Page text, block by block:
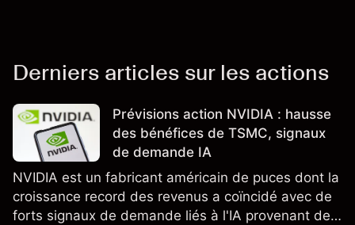
Derniers articles sur les actions
Prévisions action NVIDIA : hausse
des bénéfices de TSMC, signaux
de demande IA
NVIDIA est un fabricant américain de puces dont la
croissance record des revenus a coïncidé avec de
forts signaux de demande liés à l'IA provenant de